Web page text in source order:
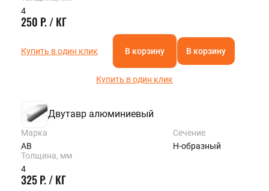
4
250 Р. / КГ
Купить в один клик В корзину В корзину
Купить в один клик
Двутавр алюминиевый
Марка
АВ
Сечение
Н-образный
Толщина, мм
4
325 Р. / КГ